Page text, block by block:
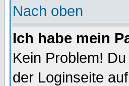
Nach oben
Ich habe mein
Kein Problem!
der Loginseite auf